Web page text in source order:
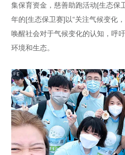
集保育资金，慈善助跑活动[生态保
年的[生态保卫赛]以“关注气候变化
唤醒社会对于气候变化的认知，呼
环境和生态。